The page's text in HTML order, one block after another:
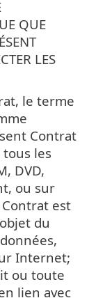
QUE
LES
le terme
Contrat
les
DVD,
ou sur
est
du
Internet;
ou toute
lien avec